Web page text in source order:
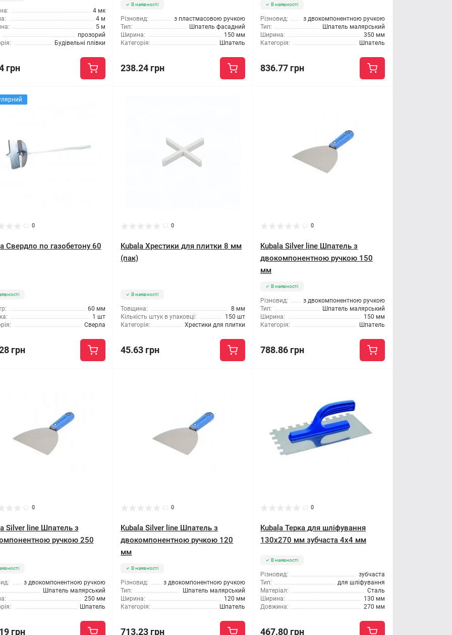
4 мк
4 м
5 м
прозорий
Будівельні плівки
грн
В наявності
Різновид:
з пластмасовою ручкою
Тип:
Шпатель фасадний
Ширина:
150 мм
Категорія:
Шпатель
238.24 грн
В наявності
Різновид:
з двокомпонентною ручкою
Тип:
Шпатель малярський
Ширина:
350 мм
Категорія:
Шпатель
836.77 грн
0
Свердло по газобетону 60
60 мм
1 шт
Сверла
грн
0
Kubala Хрестики для плитки 8 мм
(пак)
В наявності
Товщина:
8 мм
Кількість штук в упаковці:
150 шт
Категорія:
Хрестики для плитки
45.63 грн
0
Kubala Silver line Шпатель з
двокомпонентною ручкою 150
мм
В наявності
Різновид:
з двокомпонентною ручкою
Тип:
Шпатель малярський
Ширина:
150 мм
Категорія:
Шпатель
788.86 грн
0
Silver line Шпатель з
ручкою 250
з двокомпонентною ручкою
Шпатель малярський
250 мм
Шпатель
грн
0
Kubala Silver line Шпатель з
двокомпонентною ручкою 120
мм
В наявності
Різновид:
з двокомпонентною ручкою
Тип:
Шпатель малярський
Ширина:
120 мм
Категорія:
Шпатель
713.23 грн
0
Kubala Терка для шліфування
130x270 мм зубчаста 4x4 мм
В наявності
Різновид:
зубчаста
Тип:
для шліфування
Матеріал:
Сталь
Ширина:
130 мм
Довжина:
270 мм
467.80 грн